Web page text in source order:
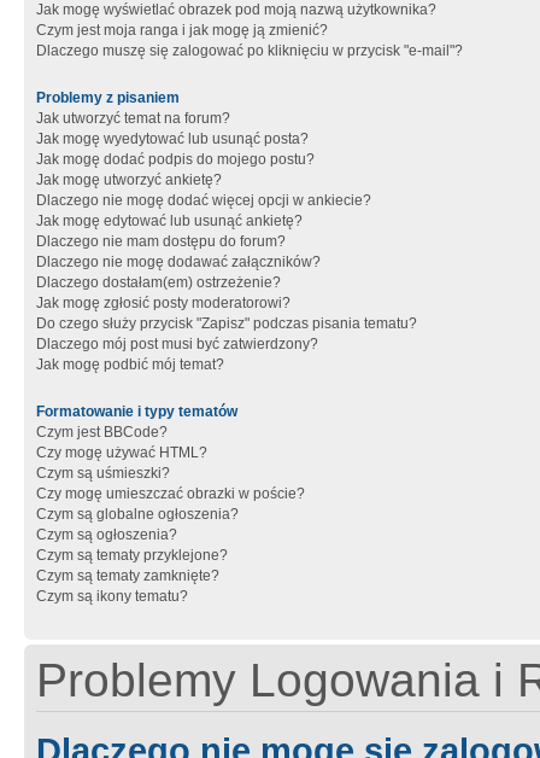
Jak mogę wyświetlać obrazek pod moją nazwą użytkownika?
Czym jest moja ranga i jak mogę ją zmienić?
Dlaczego muszę się zalogować po kliknięciu w przycisk "e-mail"?
Problemy z pisaniem
Jak utworzyć temat na forum?
Jak mogę wyedytować lub usunąć posta?
Jak mogę dodać podpis do mojego postu?
Jak mogę utworzyć ankietę?
Dlaczego nie mogę dodać więcej opcji w ankiecie?
Jak mogę edytować lub usunąć ankietę?
Dlaczego nie mam dostępu do forum?
Dlaczego nie mogę dodawać załączników?
Dlaczego dostałam(em) ostrzeżenie?
Jak mogę zgłosić posty moderatorowi?
Do czego służy przycisk "Zapisz" podczas pisania tematu?
Dlaczego mój post musi być zatwierdzony?
Jak mogę podbić mój temat?
Formatowanie i typy tematów
Czym jest BBCode?
Czy mogę używać HTML?
Czym są uśmieszki?
Czy mogę umieszczać obrazki w poście?
Czym są globalne ogłoszenia?
Czym są ogłoszenia?
Czym są tematy przyklejone?
Czym są tematy zamknięte?
Czym są ikony tematu?
Problemy Logowania i